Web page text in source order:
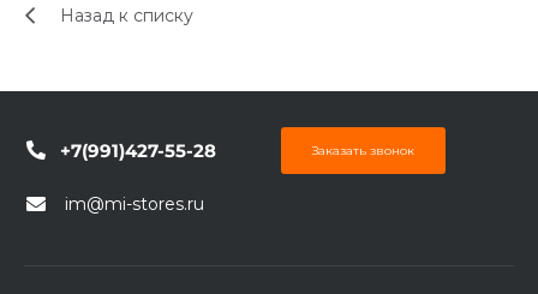
Назад к списку
+7(991)427-55-28 Заказать звонок
im@mi-stores.ru